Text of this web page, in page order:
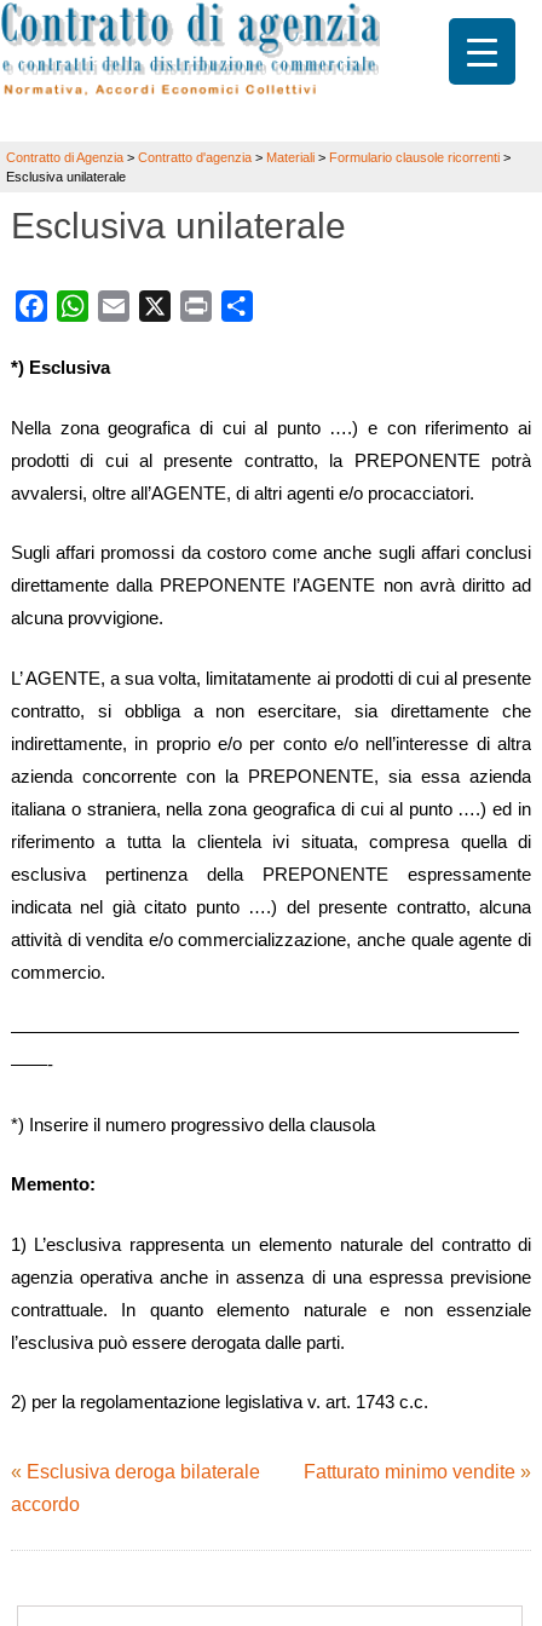
Contratto di Agenzia > Contratto d'agenzia > Materiali > Formulario clausole ricorrenti >
Esclusiva unilaterale
Esclusiva unilaterale
FacebookWhatsApp
Email Print
*) Esclusiva
Nella zona geografica di cui al punto ….) e con riferimento ai
prodotti di cui al presente contratto, la PREPONENTE potrà
avvalersi, oltre all’AGENTE, di altri agenti e/o procacciatori.
Sugli affari promossi da costoro come anche sugli affari conclusi
direttamente dalla PREPONENTE l’AGENTE non avrà diritto ad
alcuna provvigione.
L’ AGENTE, a sua volta, limitatamente ai prodotti di cui al presente
contratto, si obbliga a non esercitare, sia direttamente che
indirettamente, in proprio e/o per conto e/o nell’interesse di altra
azienda concorrente con la PREPONENTE, sia essa azienda
italiana o straniera, nella zona geografica di cui al punto ….) ed in
riferimento a tutta la clientela ivi situata, compresa quella di
esclusiva pertinenza della PREPONENTE espressamente
indicata nel già citato punto ….) del presente contratto, alcuna
attività di vendita e/o commercializzazione, anche quale agente di
commercio.
————————————————————————————
——-
*) Inserire il numero progressivo della clausola
Memento:
1) L’esclusiva rappresenta un elemento naturale del contratto di
agenzia operativa anche in assenza di una espressa previsione
contrattuale. In quanto elemento naturale e non essenziale
l’esclusiva può essere derogata dalle parti.
2) per la regolamentazione legislativa v. art. 1743 c.c.
« Esclusiva deroga bilaterale
accordo
Fatturato minimo vendite »